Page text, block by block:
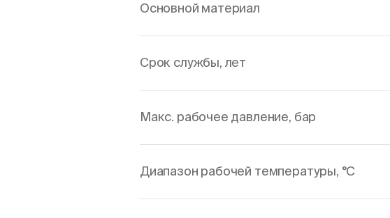
Основной материал
Срок службы, лет
Макс. рабочее давление, бар
Диапазон рабочей температуры, °С